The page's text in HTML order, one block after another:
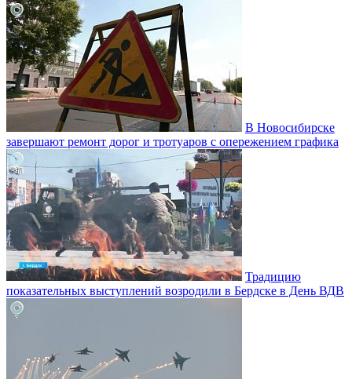
В Новосибирске
завершают ремонт дорог и тротуаров с опережением графика
Традицию
показательных выступлений возродили в Бердске в День ВДВ